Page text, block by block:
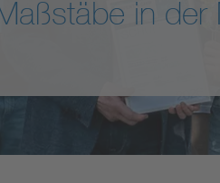
Energy storageVDE: „Wir